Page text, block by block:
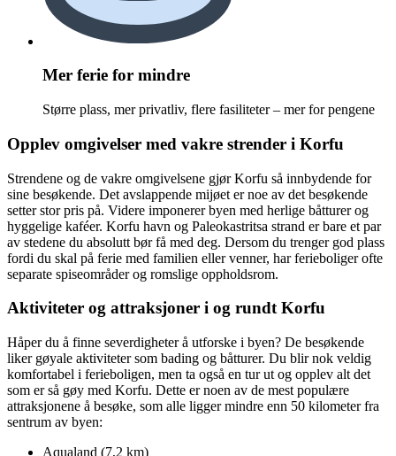
Mer ferie for mindre
Større plass, mer privatliv, flere fasiliteter – mer for pengene
Opplev omgivelser med vakre strender i Korfu
Strendene og de vakre omgivelsene gjør Korfu så innbydende for
sine besøkende. Det avslappende mijøet er noe av det besøkende
setter stor pris på. Videre imponerer byen med herlige båtturer og
hyggelige kaféer. Korfu havn og Paleokastritsa strand er bare et par
av stedene du absolutt bør få med deg. Dersom du trenger god plass
fordi du skal på ferie med familien eller venner, har ferieboliger ofte
separate spiseområder og romslige oppholdsrom.
Aktiviteter og attraksjoner i og rundt Korfu
Håper du å finne severdigheter å utforske i byen? De besøkende
liker gøyale aktiviteter som bading og båtturer. Du blir nok veldig
komfortabel i ferieboligen, men ta også en tur ut og opplev alt det
som er så gøy med Korfu. Dette er noen av de mest populære
attraksjonene å besøke, som alle ligger mindre enn 50 kilometer fra
sentrum av byen:
Aqualand (7,2 km)